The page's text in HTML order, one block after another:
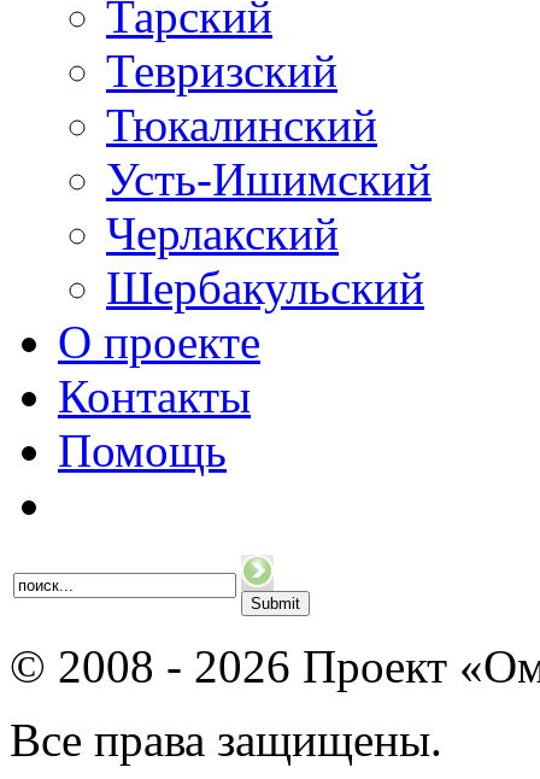
Тарский
Тевризский
Тюкалинский
Усть-Ишимский
Черлакский
Шербакульский
О проекте
Контакты
Помощь
© 2008 - 2026 Проект
Все права защищены.